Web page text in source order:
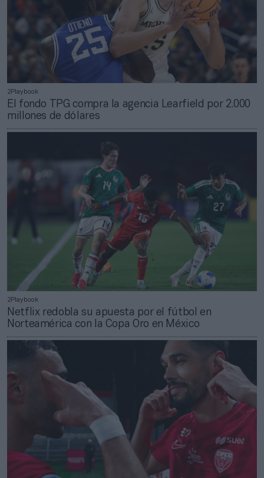
2Playbook
El fondo TPG compra la agencia Learfield por 2.000
millones de dólares
2Playbook
Netflix redobla su apuesta por el fútbol en
Norteamérica con la Copa Oro en México